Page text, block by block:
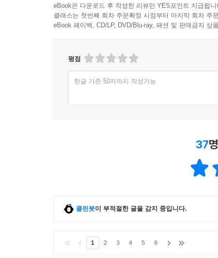
eBook은 다운로드 후 작성한 리뷰만 YES포인트 지급됩니
클래스는 첫번째 회차 주문확정 시점부터 마지막 회차 주
eBook 페이백, CD/LP, DVD/Blu-ray, 패션 및 판매금지 상
평점
한글 기준 50자까지 작성가능
37
클린봇이 부적절한 글을 감지 중입니다.
1 2 3 4 5 6